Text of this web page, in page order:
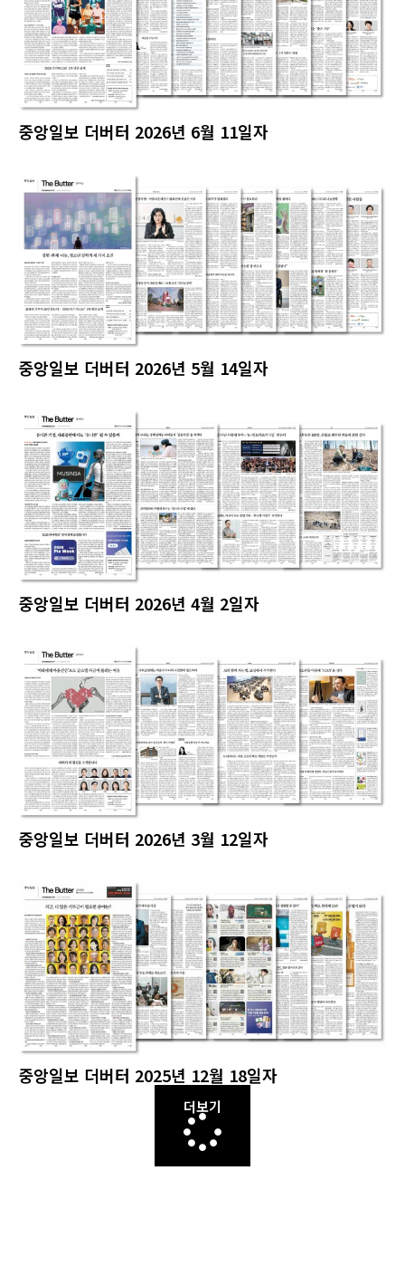
중앙일보 더버터 2026년 6월 11일자
중앙일보 더버터 2026년 5월 14일자
중앙일보 더버터 2026년 4월 2일자
중앙일보 더버터 2026년 3월 12일자
중앙일보 더버터 2025년 12월 18일자
더보기